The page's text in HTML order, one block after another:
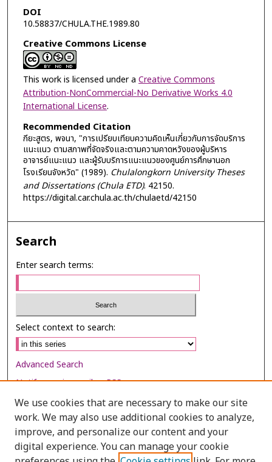
DOI
10.58837/CHULA.THE.1989.80
Creative Commons License
This work is licensed under a Creative Commons
Attribution-NonCommercial-No Derivative Works 4.0
International License.
Recommended Citation
กียะสูตร, พจนา, "การเปรียบเทียบความคิดเห็นเกี่ยวกับการจัดบริการ
แนะแนว ตามสภาพที่จัดจริงและตามความคาดหวังของผู้บริหาร
อาจารย์แนะแนว และผู้รับบริการแนะแนวของศูนย์การศึกษานอก
โรงเรียนจังหวัด" (1989). Chulalongkorn University Theses
and Dissertations (Chula ETD). 42150.
https://digital.car.chula.ac.th/chulaetd/42150
Search
Enter search terms:
Select context to search:
Advanced Search
Notify me via email orRSS
Browse
Collections
Disciplines
We use cookies that are necessary to make our site
work. We may also use additional cookies to analyze,
improve, and personalize our content and your
digital experience. You can manage your cookie